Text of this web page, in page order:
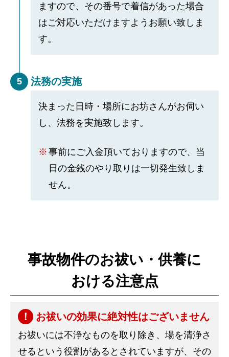
ますので、その番号で着信があった場合
はご対応いただけますようお願い致しま
す。
5 法務の実施
決まった日時・場所にお坊さんがお伺い
し、法務を実施致します。
事前にご入金頂いておりますので、当
日の金銭のやり取りは一切発生致しま
せん。
事故物件のお祓い・供養に
おける注意点
お祓いの効果に絶対性はございません
お祓いには不浄なものを取り除き、場を清浄さ
せるという役割があるとされていますが、その